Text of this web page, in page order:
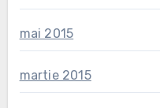
mai 2015
martie 2015